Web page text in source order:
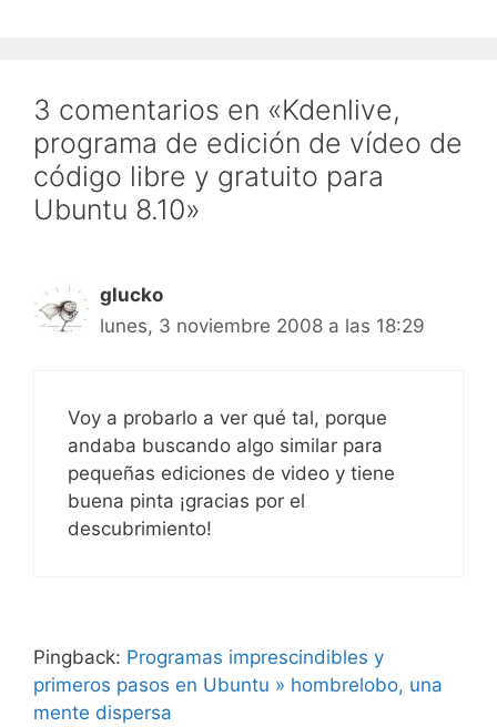
3 comentarios en «Kdenlive,
programa de edición de vídeo de
código libre y gratuito para
Ubuntu 8.10»
glucko
lunes, 3 noviembre 2008 a las 18:29
Voy a probarlo a ver qué tal, porque
andaba buscando algo similar para
pequeñas ediciones de video y tiene
buena pinta ¡gracias por el
descubrimiento!
Pingback: Programas imprescindibles y
primeros pasos en Ubuntu » hombrelobo, una
mente dispersa